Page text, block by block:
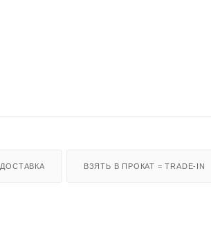
ДОСТАВКА ВЗЯТЬ В ПРОКАТ = TRADE-IN